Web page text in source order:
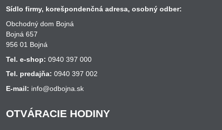
Sídlo firmy, korešpondenčná adresa, osobný odber:
Obchodný dom Bojná
Bojná 657
956 01 Bojná
Tel. e-shop: 0940 397 000
Tel. predajňa: 0940 397 002
E-mail: info@odbojna.sk
OTVÁRACIE HODINY